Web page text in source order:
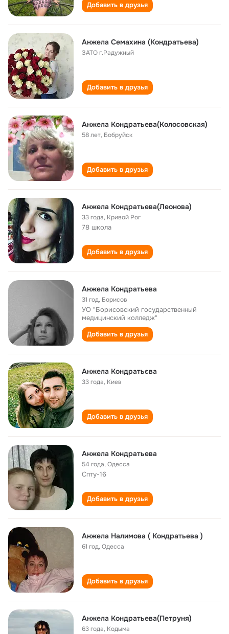
Добавить в друзья
Анжела Семахина (Кондратьева)
ЗАТО г.Радужный
Добавить в друзья
Анжела Кондратьева(Колосовская)
58 лет, Бобруйск
Добавить в друзья
Анжела Кондратьева(Леонова)
33 года, Кривой Рог
78 школа
Добавить в друзья
Анжела Кондратьева
31 год, Борисов
УО "Борисовский государственный
медицинский колледж"
Добавить в друзья
Анжела Кондратьєва
33 года, Киев
Добавить в друзья
Анжела Кондратьева
54 года,Одесса
Спту-16
Добавить в друзья
Анжела Налимова ( Кондратьева )
61 год,Одесса
Добавить в друзья
Анжела Кондратьева(Петруня)
63 года, Кодыма